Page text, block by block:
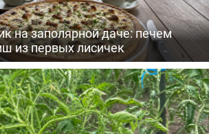
на заполярной даче: печем
из первых лисичек